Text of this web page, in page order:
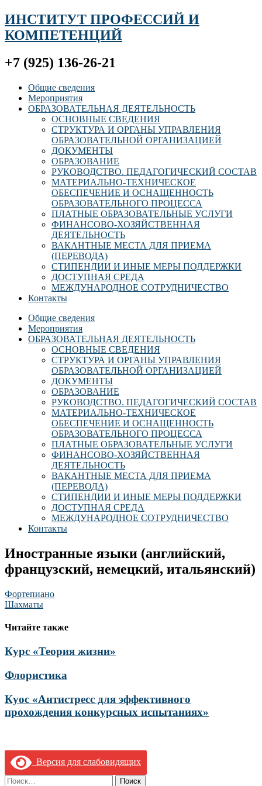
ИНСТИТУТ ПРОФЕССИЙ И
КОМПЕТЕНЦИЙ
+7 (925) 136-26-21
Общие сведения
Мероприятия
ОБРАЗОВАТЕЛЬНАЯ ДЕЯТЕЛЬНОСТЬ
ОСНОВНЫЕ СВЕДЕНИЯ
СТРУКТУРА И ОРГАНЫ УПРАВЛЕНИЯ
ОБРАЗОВАТЕЛЬНОЙ ОРГАНИЗАЦИЕЙ
ДОКУМЕНТЫ
ОБРАЗОВАНИЕ
РУКОВОДСТВО. ПЕДАГОГИЧЕСКИЙ СОСТАВ
МАТЕРИАЛЬНО-ТЕХНИЧЕСКОЕ
ОБЕСПЕЧЕНИЕ И ОСНАЩЕННОСТЬ
ОБРАЗОВАТЕЛЬНОГО ПРОЦЕССА
ПЛАТНЫЕ ОБРАЗОВАТЕЛЬНЫЕ УСЛУГИ
ФИНАНСОВО-ХОЗЯЙСТВЕННАЯ
ДЕЯТЕЛЬНОСТЬ
ВАКАНТНЫЕ МЕСТА ДЛЯ ПРИЕМА
(ПЕРЕВОДА)
СТИПЕНДИИ И ИНЫЕ МЕРЫ ПОДДЕРЖКИ
ДОСТУПНАЯ СРЕДА
МЕЖДУНАРОДНОЕ СОТРУДНИЧЕСТВО
Контакты
Общие сведения
Мероприятия
ОБРАЗОВАТЕЛЬНАЯ ДЕЯТЕЛЬНОСТЬ
ОСНОВНЫЕ СВЕДЕНИЯ
СТРУКТУРА И ОРГАНЫ УПРАВЛЕНИЯ
ОБРАЗОВАТЕЛЬНОЙ ОРГАНИЗАЦИЕЙ
ДОКУМЕНТЫ
ОБРАЗОВАНИЕ
РУКОВОДСТВО. ПЕДАГОГИЧЕСКИЙ СОСТАВ
МАТЕРИАЛЬНО-ТЕХНИЧЕСКОЕ
ОБЕСПЕЧЕНИЕ И ОСНАЩЕННОСТЬ
ОБРАЗОВАТЕЛЬНОГО ПРОЦЕССА
ПЛАТНЫЕ ОБРАЗОВАТЕЛЬНЫЕ УСЛУГИ
ФИНАНСОВО-ХОЗЯЙСТВЕННАЯ
ДЕЯТЕЛЬНОСТЬ
ВАКАНТНЫЕ МЕСТА ДЛЯ ПРИЕМА
(ПЕРЕВОДА)
СТИПЕНДИИ И ИНЫЕ МЕРЫ ПОДДЕРЖКИ
ДОСТУПНАЯ СРЕДА
МЕЖДУНАРОДНОЕ СОТРУДНИЧЕСТВО
Контакты
Иностранные языки (английский,
французский, немецкий, итальянский)
Навигация
по
записям
Фортепиано
Шахматы
Читайте также
Курс «Теория жизни»
Флористика
Куос «Антистресс для эффективного
прохождения конкурсных испытаниях»
Версия для слабовидящих
Найти: